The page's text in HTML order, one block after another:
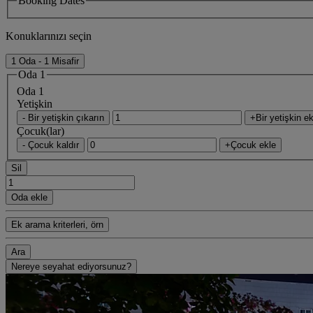
Konuklarınızı seçin
1 Oda - 1 Misafir
Oda 1
Oda 1
Yetişkin
- Bir yetişkin çıkarın +Bir yetişkin
Çocuk(lar)
- Çocuk kaldır +Çocuk ekle
Sil
Oda ekle
Ek arama kriterleri, örn
Ara
Nereye seyahat ediyorsunuz?